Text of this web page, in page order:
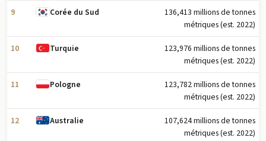
9 Corée du Sud
136,413 millions de tonnes
métriques (est. 2022)
10 Turquie
123,976 millions de tonnes
métriques (est. 2022)
11 Pologne
123,782 millions de tonnes
métriques (est. 2022)
12 Australie
107,624 millions de tonnes
métriques (est. 2022)